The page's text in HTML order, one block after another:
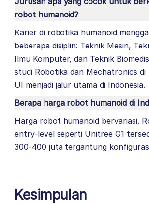
robot humanoid?
Karier di robotika humanoid
beberapa disiplin: Teknik Mesin,
Ilmu Komputer, dan Teknik
studi Robotika dan Mechatronics di
UI menjadi jalur utama di Indonesia.
Berapa harga robot humanoid di
Harga robot humanoid bervariasi.
entry-level seperti Unitree G1
300-400 juta tergantung
Kesimpulan